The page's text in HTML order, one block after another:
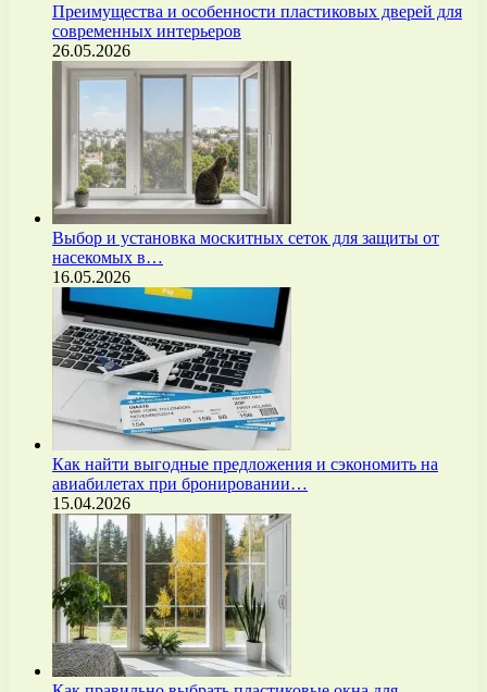
Преимущества и особенности пластиковых дверей для
современных интерьеров
26.05.2026
Выбор и установка москитных сеток для защиты от
насекомых в…
16.05.2026
Как найти выгодные предложения и сэкономить на
авиабилетах при бронировании…
15.04.2026